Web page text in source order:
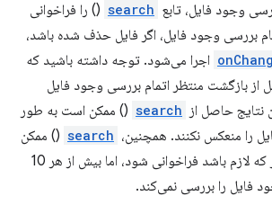
وجود فایل، تابع search () را فراخوانی
بررسی وجود فایل، اگر فایل حذف شده باشد،
اجرا می‌شود. توجه داشته باشید که
از بازگشت منتظر اتمام بررسی وجود فایل
نتایج حاصل از search () ممکن است به طور
را منعکس نکنند. همچنین، search () ممکن
است هر چند بار که لازم باشد فراخوانی شود، اما بیش از هر 10
فایل را بررسی نمی‌کند.